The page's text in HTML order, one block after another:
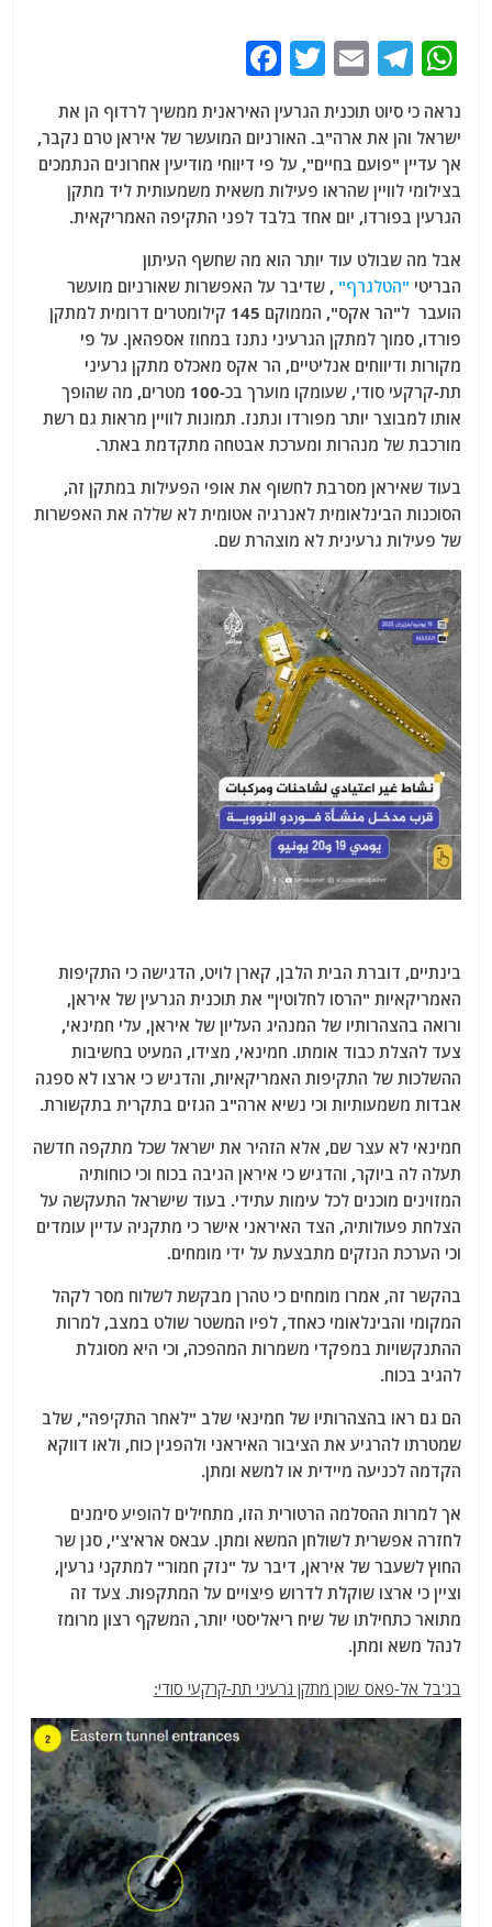
W
at
s
A
p
p
T
e
g
ra
m
E
ai
l
T
itt
er
c
e
b
o
o
k
נראה כי סיוט תוכנית הגרעין האיראנית ממשיך לרדוף הן את
ישראל והן את ארה"ב. האורניום המועשר של איראן טרם נקבר,
אך עדיין "פועם בחיים", על פי דיווחי מודיעין אחרונים הנתמכים
בצילומי לוויין שהראו פעילות משאית משמעותית ליד מתקן
הגרעין בפורדו, יום אחד בלבד לפני התקיפה האמריקאית.
אבל מה שבולט עוד יותר הוא מה שחשף העיתון
הבריטי "הטלגרף" , שדיבר על האפשרות שאורניום מועשר
הועבר ל"הר אקס", הממוקם 145 קילומטרים דרומית למתקן
פורדו, סמוך למתקן הגרעיני נתנז במחוז אספהאן. על פי
מקורות ודיווחים אנליטיים, הר אקס מאכלס מתקן גרעיני
תת-קרקעי סודי, שעומקו מוערך בכ-100 מטרים, מה שהופך
אותו למבוצר יותר מפורדו ונתנז. תמונות לוויין מראות גם רשת
מורכבת של מנהרות ומערכת אבטחה מתקדמת באתר.
בעוד שאיראן מסרבת לחשוף את אופי הפעילות במתקן זה,
הסוכנות הבינלאומית לאנרגיה אטומית לא שללה את האפשרות
של פעילות גרעינית לא מוצהרת שם.
בינתיים, דוברת הבית הלבן, קארן לויט, הדגישה כי התקיפות
האמריקאיות "הרסו לחלוטין" את תוכנית הגרעין של איראן,
ורואה בהצהרותיו של המנהיג העליון של איראן, עלי חמינאי,
צעד להצלת כבוד אומתו. חמינאי, מצידו, המעיט בחשיבות
ההשלכות של התקיפות האמריקאיות, והדגיש כי ארצו לא ספגה
אבדות משמעותיות וכי נשיא ארה"ב הגזים בתקרית בתקשורת.
חמינאי לא עצר שם, אלא הזהיר את ישראל שכל מתקפה חדשה
תעלה לה ביוקר, והדגיש כי איראן הגיבה בכוח וכי כוחותיה
המזוינים מוכנים לכל עימות עתידי. בעוד שישראל התעקשה על
הצלחת פעולותיה, הצד האיראני אישר כי מתקניה עדיין עומדים
וכי הערכת הנזקים מתבצעת על ידי מומחים.
בהקשר זה, אמרו מומחים כי טהרן מבקשת לשלוח מסר לקהל
המקומי והבינלאומי כאחד, לפיו המשטר שולט במצב, למרות
ההתנקשויות במפקדי משמרות המהפכה, וכי היא מסוגלת
להגיב בכוח.
הם גם ראו בהצהרותיו של חמינאי שלב "לאחר התקיפה", שלב
שמטרתו להרגיע את הציבור האיראני ולהפגין כוח, ולאו דווקא
הקדמה לכניעה מיידית או למשא ומתן.
אך למרות ההסלמה הרטורית הזו, מתחילים להופיע סימנים
לחזרה אפשרית לשולחן המשא ומתן. עבאס ארא'צ'י, סגן שר
החוץ לשעבר של איראן, דיבר על "נזק חמור" למתקני גרעין,
וציין כי ארצו שוקלת לדרוש פיצויים על המתקפות. צעד זה
מתואר כתחילתו של שיח ריאליסטי יותר, המשקף רצון מרומז
לנהל משא ומתן.
בג'בל אל-פאס שוכן מתקן גרעיני תת-קרקעי סודי: